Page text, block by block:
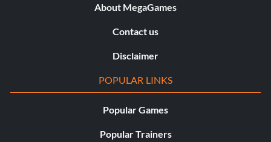
About MegaGames
Contact us
Disclaimer
POPULAR LINKS
Popular Games
Popular Trainers